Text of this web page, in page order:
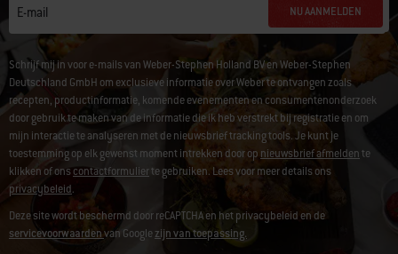
E-mail NU AANMELDEN
Schrijf mij in voor e-mails van Weber-Stephen Holland BV en Weber-Stephen
Deutschland GmbH om exclusieve informatie over Weber te ontvangen zoals
recepten, productinformatie, komende evenementen en consumentenonderzoek
door gebruik te maken van de informatie die ik heb verstrekt bij registratie en om
mijn interactie te analyseren met de nieuwsbrief tracking tools. Je kunt je
toestemming op elk gewenst moment intrekken door op nieuwsbrief afmeldente
klikken of ons contactformulierte gebruiken. Lees voor meer details ons
privacybeleid.
Deze site wordt beschermd door reCAPTCHA en het privacybeleid en de
servicevoorwaardenvan Googlezijn van toepassing.